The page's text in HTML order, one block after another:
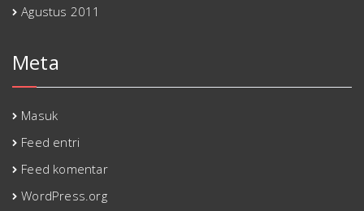
Agustus 2011
Meta
Masuk
Feed entri
Feed komentar
WordPress.org